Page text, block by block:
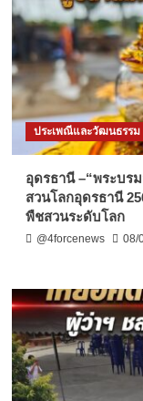
ประเพณีและวัฒนธรรม
อุดรธานี –“พระบร
สวนโลกอุดรธานี
พืชสวนระดับโลก
@4forcenews 08/